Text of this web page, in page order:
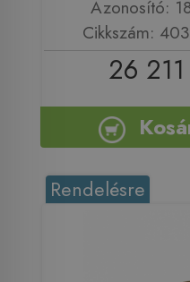
Azonosító:
Cikkszám:
26
Rendelésre